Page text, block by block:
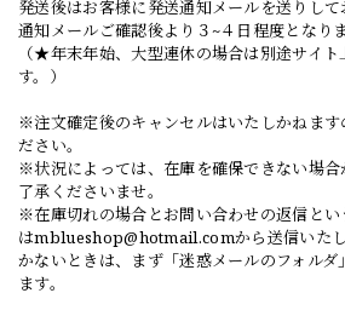
発送後はお客様に発送通知メールを送りし
通知メールご確認後より３~４日程度となりま
（★年末年始、大型連休の場合は別途サイ
す。）
※注文確定後のキャンセルはいたしかねます
ださい。
※状況によっては、在庫を確保できない場
了承くださいませ。
※在庫切れの場合とお問い合わせの返信と
はmblueshop@hotmail.comから送信いた
かないときは、まず「迷惑メールのフォル
ます。